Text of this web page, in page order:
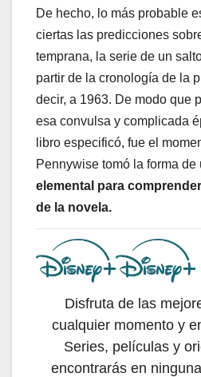
De hecho, lo más probable
ciertas las predicciones
temprana, la serie de un
partir de la cronología de la
decir, a 1963. De modo que
esa convulsa y complicada
libro especificó, fue el
Pennywise tomó la forma de
elemental para
de la novela.
Disfruta de las
cualquier momento y
Series, películas y
encontrarás en